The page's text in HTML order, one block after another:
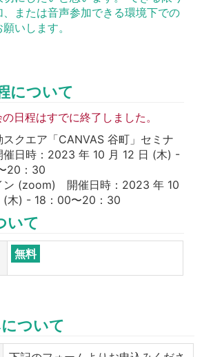
、または音声参加できる環境下での
いします。
について
日程はすでに終了しました。
スクエア「CANVAS 谷町」セミナ
日時：2023 年 10 月 12 日 (木) -
20：30
ン (zoom) 開催日時：2023 年 10
(木) - 18：00〜20：30
いて
無料
ついて